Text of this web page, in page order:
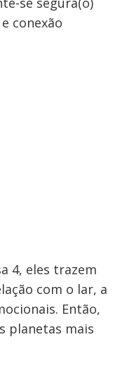
conexão
4, eles trazem
com o lar, a
Então,
planetas mais